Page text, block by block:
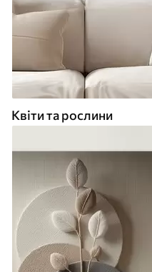
Квіти та рослини